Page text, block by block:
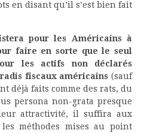
en disant qu’il s’est bien fait
pour les Américains à
faire en sorte que le seul
les actifs non déclarés
fiscaux américains (sauf
déjà faits comme des rats, du
persona non-grata presque
attractivité, il suffira aux
méthodes mises au point